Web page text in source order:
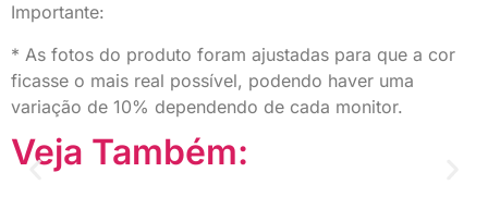
Importante:
* As fotos do produto foram ajustadas para que a cor
ficasse o mais real possível, podendo haver uma
variação de 10% dependendo de cada monitor.
Veja Também: